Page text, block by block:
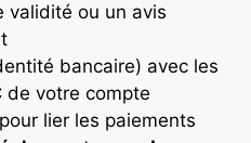
validité ou un avis
bancaire) avec les
de votre compte
lier les paiements